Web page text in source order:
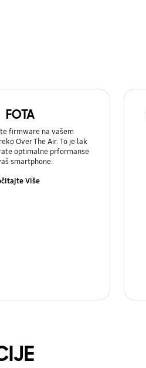
FOTA
firmware na vašem
Over The Air. To je lak
optimalne prformanse
smartphone.
Više